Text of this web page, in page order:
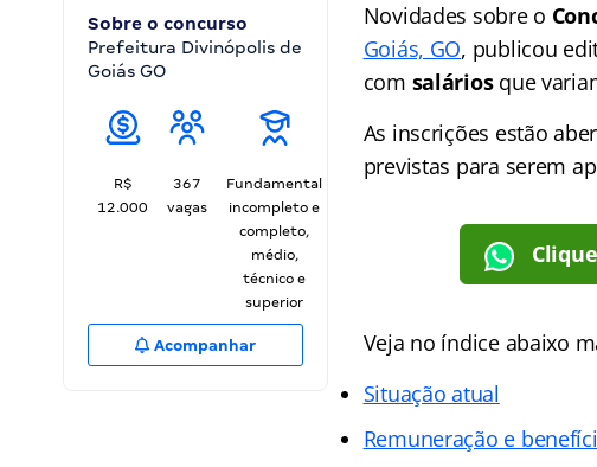
Sobre o concurso
Prefeitura Divinópolis de
Goiás GO
R$
12.000
367
vagas
Fundamental
incompleto e
completo,
médio,
técnico e
superior
Acompanhar
Novidades sobre o
Goiás, GO, publicou
com saláriosque
As inscrições estão
previstas para serem
Veja no índice abaixo
Situação atual
Remuneração e